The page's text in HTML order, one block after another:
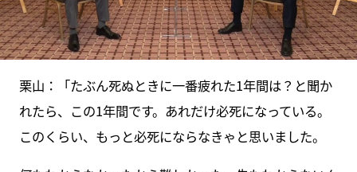
栗山：「たぶん死ぬときに一番疲れた1年間は？と聞か
れたら、この1年間です。あれだけ必死になっている。
このくらい、もっと必死にならなきゃと思いました。